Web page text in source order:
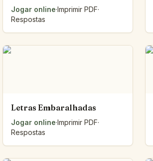
Jogar online·Imprimir PDF·
Respostas
Letras Embaralhadas
Jogar online·Imprimir PDF·
Respostas